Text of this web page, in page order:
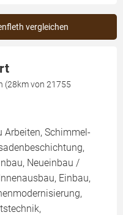
vergleichen
(28km von 21755
Arbeiten, Schimmel-
Neueinbau /
Einbau,